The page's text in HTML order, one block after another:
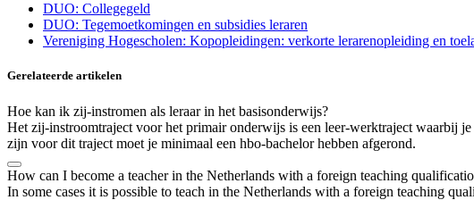
DUO: Collegegeld
DUO: Tegemoetkomingen en subsidies leraren
Vereniging Hogescholen: Kopopleidingen: verkorte lerarenopleiding en
Gerelateerde artikelen
Hoe kan ik zij-instromen als leraar in het basisonderwijs?
Het zij-instroomtraject voor het primair onderwijs is een leer-werktraject waarbij
zijn voor dit traject moet je minimaal een hbo-bachelor hebben afgerond.
How can I become a teacher in the Netherlands with a foreign teaching
In some cases it is possible to teach in the Netherlands with a foreign teaching